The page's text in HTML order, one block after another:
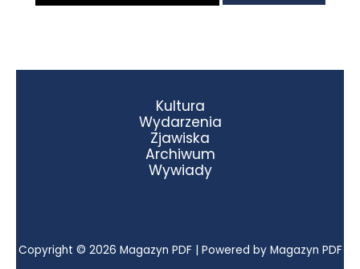
Kultura
Wydarzenia
Zjawiska
Archiwum
Wywiady
Copyright © 2026 Magazyn PDF | Powered by Magazyn PDF